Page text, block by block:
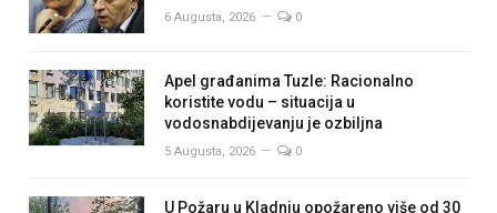
6 Augusta, 2026 0
Apel građanima Tuzle: Racionalno
koristite vodu – situacija u
vodosnabdijevanju je ozbiljna
5 Augusta, 2026 0
U Požaru u Kladnju opožareno više od 30